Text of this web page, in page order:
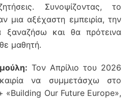
Συνοψίζοντας, το
μια αξέχαστη εμπειρία, την
και θα πρότεινα
μαθητή.
Τον Απρίλιο του 2026
να συμμετάσχω στο
«Building Our Future Europe»,